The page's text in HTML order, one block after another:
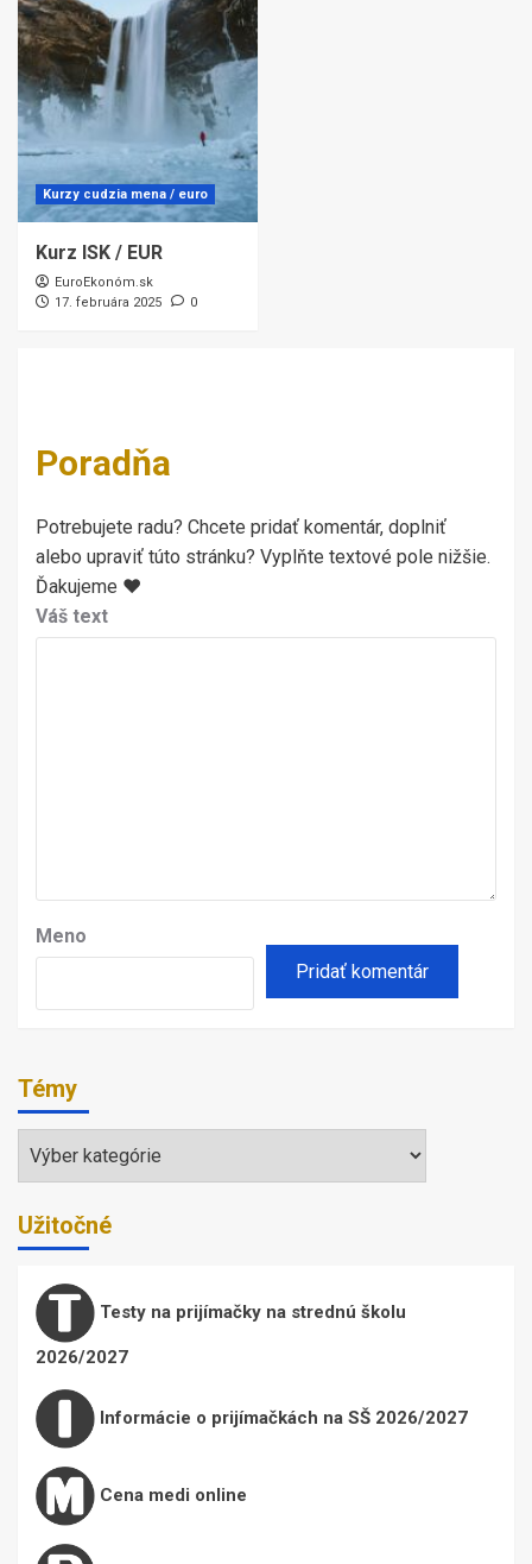
Kurzy cudzia mena / euro
Kurz ISK / EUR
EuroEkonóm.sk
17. februára 2025
0
Poradňa
Potrebujete radu? Chcete pridať komentár, doplniť
alebo upraviť túto stránku? Vyplňte textové pole nižšie.
Ďakujeme ♥
Váš text
Meno
Témy
Témy
Užitočné
Testy na prijímačky na strednú školu
2026/2027
Informácie o prijímačkách na SŠ 2026/2027
Cena medi online